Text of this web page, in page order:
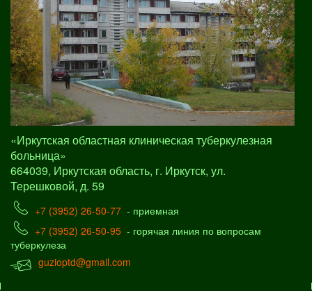
«Иркутская областная клиническая туберкулезная
больница»
664039, Иркутская область, г. Иркутск, ул.
Терешковой, д. 59
+7 (3952) 26-50-77 - приемная
+7 (3952) 26-50-95 - горячая линия по вопросам
туберкулеза
guzioptd@gmail.com